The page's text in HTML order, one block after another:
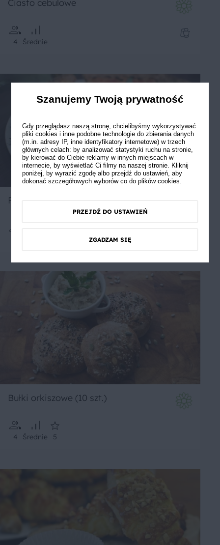
Ciasto cebulowe
4 Średnie
Pizza Margherita
Bułki orkiszowe (10 szt.)
4 Średnie 5
Szanujemy Twoją prywatność
Gdy przeglądasz naszą stronę, chcielibyśmy wykorzystywać
pliki cookies i inne podobne technologie do zbierania danych
(m.in. adresy IP, inne identyfikatory internetowe) w trzech
głównych celach: by analizować statystyki ruchu na stronie,
by kierować do Ciebie reklamy w innych miejscach w
internecie, by wyświetlać Ci filmy na naszej stronie. Kliknij
poniżej, by wyrazić zgodę albo przejdź do ustawień, aby
dokonać szczegółowych wyborów co do plików cookies.
PRZEJDŹ DO USTAWIEŃ
ZGADZAM SIĘ